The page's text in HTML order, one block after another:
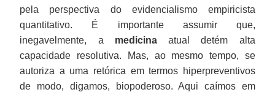
pela perspectiva do evidencialismo empiricista
quantitativo. É importante assumir que,
inegavelmente, a medicinaatual detém alta
capacidade resolutiva. Mas, ao mesmo tempo, se
autoriza a uma retórica em termos hiperpreventivos
de modo, digamos, biopoderoso. Aqui caímos em